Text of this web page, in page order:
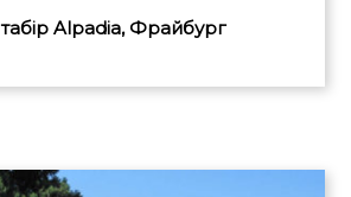
табір Alpadia, Фрайбург